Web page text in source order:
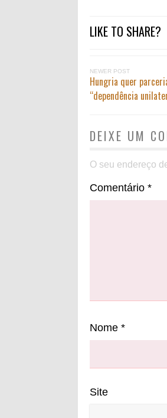
LIKE TO SHARE?
NEWER POST
Hungria quer
“dependência
DEIXE UM
O seu endereço
Comentário *
Nome *
Site